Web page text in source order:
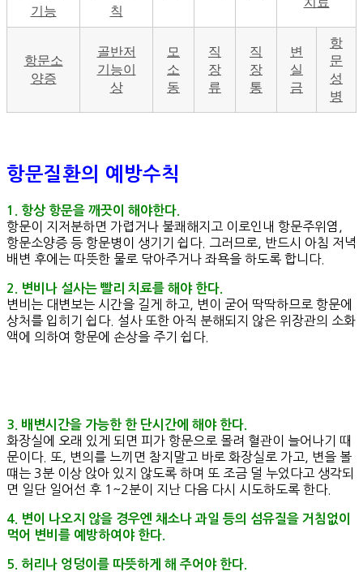
기능
칙
항문소
양증
골반저
기능이
상
모
소
동
직
장
류
직
장
통
변
실
금
항
문
성
병
항문질환의 예방수칙
1. 항상 항문을 깨끗이 해야한다.
항문이 지저분하면 가렵거나 불쾌해지고 이로인내 항문주위염,
항문소양증 등 항문병이 생기기 쉽다. 그러므로, 반드시 아침 저녁
배변 후에는 따뜻한 물로 닦아주거나 좌욕을 하도록 합니다.
2. 변비나 설사는 빨리 치료를 해야 한다.
변비는 대변보는 시간을 길게 하고, 변이 굳어 딱딱하므로 항문에
상처를 입히기 쉽다. 설사 또한 아직 분해되지 않은 위장관의 소화
액에 의하여 항문에 손상을 주기 쉽다.
3. 배변시간을 가능한 한 단시간에 해야 한다.
화장실에 오래 있게 되면 피가 항문으로 몰려 혈관이 늘어나기 때
문이다. 또, 변의를 느끼면 참지말고 바로 화장실로 가고, 변을 볼
떄는 3분 이상 앉아 있지 않도록 하며 또 조금 덜 누었다고 생각되
면 일단 일어선 후 1~2분이 지난 다음 다시 시도하도록 한다.
4
변이 나오지 않을 경우엔 채소나 과일 등의 섬유질을 거침없이
먹어 변비를 예방하여야 한다.
5. 허리나 엉덩이를 따뜻하게 해 주어야 한다.